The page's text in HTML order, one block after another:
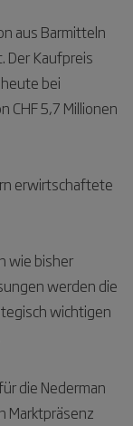
aus Barmitteln
Der Kaufpreis
bei
CHF 5,7 Millionen
erwirtschaftete
wie bisher
werden die
wichtigen
die Nederman
Marktpräsenz